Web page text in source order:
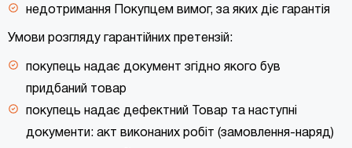
недотримання Покупцем вимог, за яких діє гарантія
Умови розгляду гарантійних претензій:
покупець надає документ згідно якого був
придбаний товар
покупець надає дефектний Товар та наступні
документи: акт виконаних робіт (замовлення-наряд)